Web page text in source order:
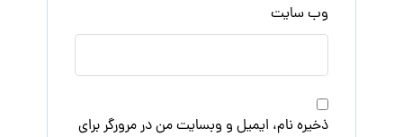
وب‌ سایت
ذخیره نام، ایمیل و وبسایت من در مرورگر برای